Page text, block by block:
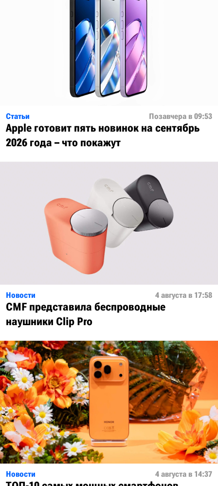
Статьи Позавчера в 09:53
Apple готовит пять новинок на сентябрь
2026 года – что покажут
Новости 4 августа в 17:58
CMF представила беспроводные
наушники Clip Pro
Новости 4 августа в 14:37